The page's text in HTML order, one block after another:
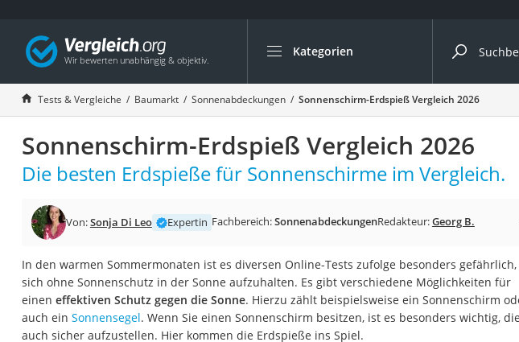
Kategorien
Die beliebtesten Vergleiche nach Kategorie
Baumarkt
Tresor feuerfest
Makita-Akku-Rasenmäher
Kappsäge
Akku-Rasentrimmer
Split-Klimaanlage 2 Innengeräte
Pelletofen
Bohrmaschine
Tests & Vergleiche Baumarkt Sonnenabdeckungen Sonnenschirm-Erdspieß Vergleich 2026
Sonnenschirm-Erdspieß Vergleich 2026
Die besten Erdspieße für Sonnenschirme im Vergleich.
Von:Sonja Di Leo Expertin Fachbereich:SonnenabdeckungenRedakteur:Georg B.
In den warmen Sommermonaten ist es diversen Online-Tests zufolge besonders gefährlich,
sich ohne Sonnenschutz in der Sonne aufzuhalten. Es gibt verschiedene Möglichkeiten für
einen effektiven Schutz gegen die Sonne. Hierzu zählt beispielsweise ein Sonnenschirm
auch ein Sonnensegel. Wenn Sie einen Sonnenschirm besitzen, ist es besonders wichtig,
auch sicher aufzustellen. Hier kommen die Erdspieße ins Spiel.